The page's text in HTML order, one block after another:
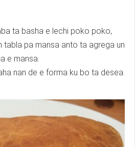
ta basha e lechi poko poko,
tabla pa mansa anto ta agrega un
e mansa.
nan de e forma ku bo ta desea.